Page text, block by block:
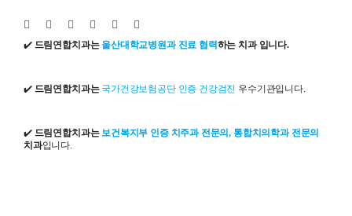
✔️ 드림연합치과는 울산대학교병원과 진료 협력하는 치과 입니다.
✔️ 드림연합치과는 국가건강보험공단 인증 건강검진 우수기관입니다.
✔️ 드림연합치과는 보건복지부 인증 치주과 전문의, 통합치의학과 전문의
치과입니다.